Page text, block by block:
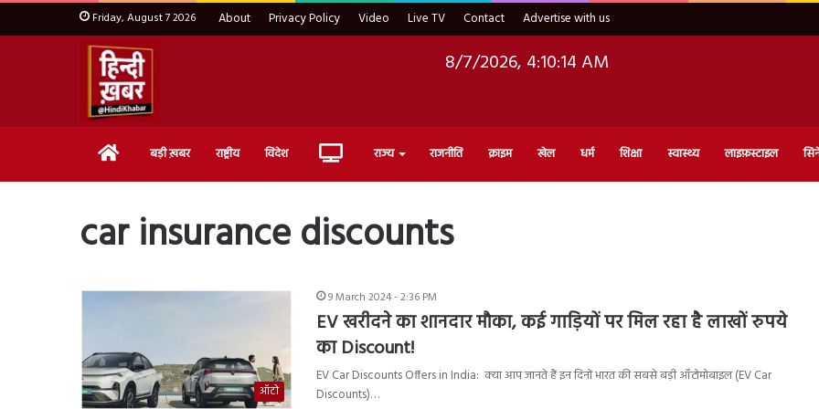
Friday, August 7 2026 About Privacy Policy Video Live TV Contact Advertise with us
8/7/2026, 4:10:15 AM
Home बड़ी ख़बर राष्ट्रीय विदेश Live राज्य राजनीति क्राइम खेल धर्म शिक्षा स्वास्थ्य लाइफ़स्टाइल
car insurance discounts
ऑटो
9 March 2024 - 2:36 PM
EV खरीदने का शानदार मौका, कई गाड़ियों पर मिल रहा है लाखों रुपये
का Discount!
EV Car Discounts Offers in India: क्या आप जानते हैं इन दिनों भारत की सबसे बड़ी ऑटोमोबाइल (EV Car
Discounts)…